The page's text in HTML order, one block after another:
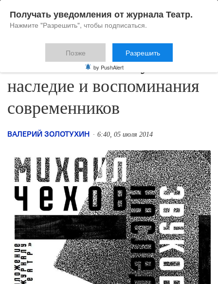
Михаил Чехов. Звуковое
наследие и воспоминания
современников
ВАЛЕРИЙ ЗОЛОТУХИН 6:40, 05 июля 2014
Получать уведомления от журнала Театр.
Нажмите "Разрешить", чтобы подписаться.
Позже Разрешить
by PushAlert